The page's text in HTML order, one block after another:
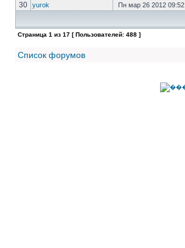
30
yurok Пн мар 26 2012 09:52
Страница 1 из 17 [ Пользователей: 488 ]
Список форумов